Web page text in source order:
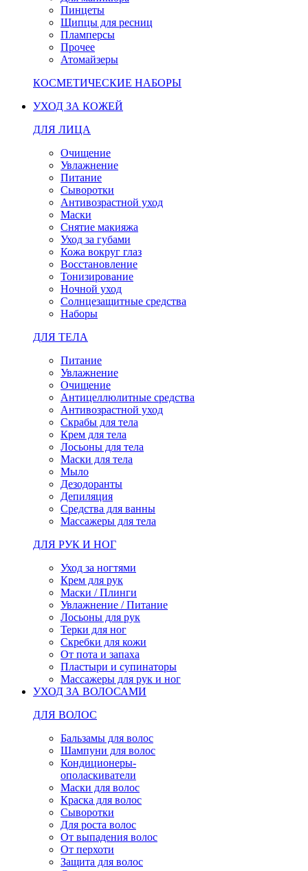
Пинцеты
Щипцы для ресниц
Пламперсы
Прочее
Атомайзеры
КОСМЕТИЧЕСКИЕ НАБОРЫ
УХОД ЗА КОЖЕЙ
ДЛЯ ЛИЦА
Очищение
Увлажнение
Питание
Сыворотки
Антивозрастной уход
Маски
Снятие макияжа
Уход за губами
Кожа вокруг глаз
Восстановление
Тонизирование
Ночной уход
Солнцезащитные средства
Наборы
ДЛЯ ТЕЛА
Питание
Увлажнение
Очищение
Антицеллюлитные средства
Антивозрастной уход
Скрабы для тела
Крем для тела
Лосьоны для тела
Маски для тела
Мыло
Дезодоранты
Депиляция
Средства для ванны
Массажеры для тела
ДЛЯ РУК И НОГ
Уход за ногтями
Крем для рук
Маски / Плинги
Увлажнение / Питание
Лосьоны для рук
Терки для ног
Скребки для кожи
От пота и запаха
Пластыри и супинаторы
Массажеры для рук и ног
УХОД ЗА ВОЛОСАМИ
ДЛЯ ВОЛОС
Бальзамы для волос
Шампуни для волос
Кондиционеры-
ополаскиватели
Маски для волос
Краска для волос
Сыворотки
Для роста волос
От выпадения волос
От перхоти
Защита для волос